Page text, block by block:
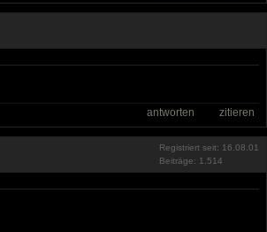
antworten zitieren
Registriert seit: 16.08.01
Beiträge: 1.514